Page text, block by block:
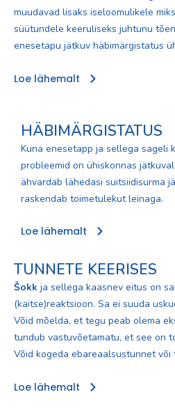
muudavad lisaks iseloomulikele
süütundele keeruliseks juhtunu
enesetapu jätkuv häbimärgistatus
Loe lähemalt
HÄBIMÄRGISTATUS
Kuna enesetapp ja sellega sageli
probleemid on ühiskonnas
ähvardab lähedasi suitsiidisurma
raskendab toimetulekut leinaga.
Loe lähemalt
TUNNETE KEERISES
Šokk ja sellega kaasnev eitus on
(kaitse)reaktsioon. Sa ei suuda
Võid mõelda, et tegu peab olema
tundub vastuvõetamatu, et see on
Võid kogeda ebareaalsustunnet
Loe lähemalt